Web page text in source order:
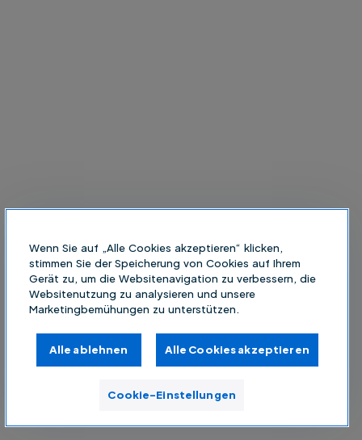
Wenn Sie auf „Alle Cookies akzeptieren“ klicken,
stimmen Sie der Speicherung von Cookies auf Ihrem
Gerät zu, um die Websitenavigation zu verbessern, die
Websitenutzung zu analysieren und unsere
Marketingbemühungen zu unterstützen.
Alle ablehnen Alle Cookies akzeptieren
Cookie-Einstellungen